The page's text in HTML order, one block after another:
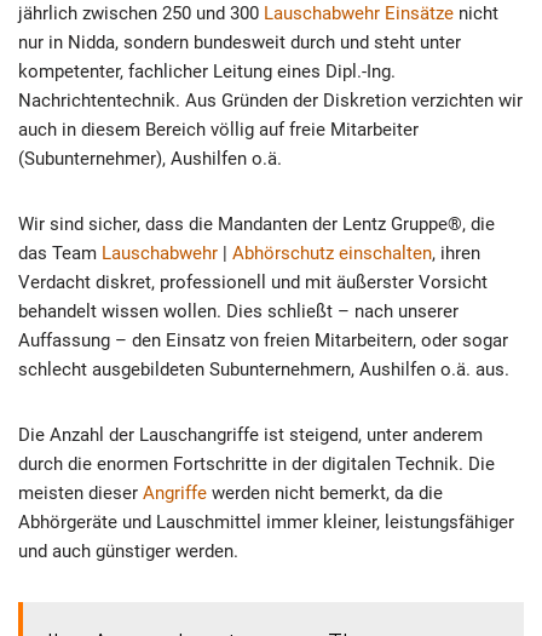
jährlich zwischen 250 und 300 Lauschabwehr Einsätze nicht
nur in Nidda, sondern bundesweit durch und steht unter
kompetenter, fachlicher Leitung eines Dipl.-Ing.
Nachrichtentechnik. Aus Gründen der Diskretion verzichten wir
auch in diesem Bereich völlig auf freie Mitarbeiter
(Subunternehmer), Aushilfen o.ä.
Wir sind sicher, dass die Mandanten der Lentz Gruppe®, die
das Team Lauschabwehr | Abhörschutz einschalten, ihren
Verdacht diskret, professionell und mit äußerster Vorsicht
behandelt wissen wollen. Dies schließt – nach unserer
Auffassung – den Einsatz von freien Mitarbeitern, oder sogar
schlecht ausgebildeten Subunternehmern, Aushilfen o.ä. aus.
Die Anzahl der Lauschangriffe ist steigend, unter anderem
durch die enormen Fortschritte in der digitalen Technik. Die
meisten dieser Angriffe werden nicht bemerkt, da die
Abhörgeräte und Lauschmittel immer kleiner, leistungsfähiger
und auch günstiger werden.